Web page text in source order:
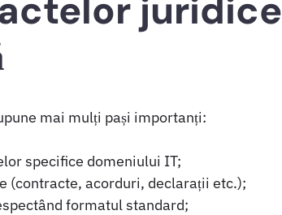
juridice
mai mulți pași importanți:
specifice domeniului IT;
(contracte, acorduri, declarații etc.);
formatul standard;